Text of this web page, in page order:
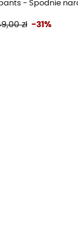
- Spodnie
zł -31%